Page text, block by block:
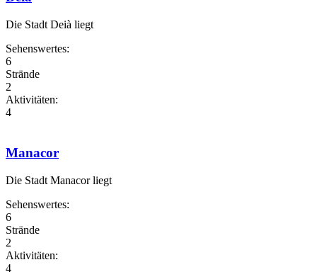
Die Stadt Deià liegt
Sehenswertes:
6
Strände
2
Aktivitäten:
4
Manacor
Die Stadt Manacor liegt
Sehenswertes:
6
Strände
2
Aktivitäten:
4